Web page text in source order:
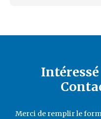
Merci de remplir le